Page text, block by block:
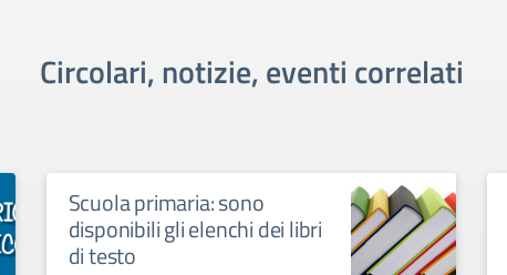
Circolari, notizie, eventi correlati
Scuola primaria: sono
disponibili gli elenchi dei libri
di testo